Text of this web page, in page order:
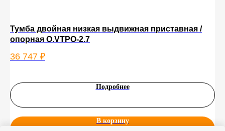
Тумба двойная низкая выдвижная приставная /
опорная O.VTPO-2.7
36 747 ₽
Подробнее
В корзину